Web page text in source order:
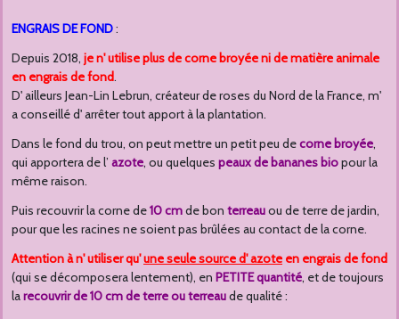
ENGRAIS DE FOND:
Depuis 2018, je n' utilise plus de corne broyée ni de matière animale
en engrais de fond.
D' ailleurs Jean-Lin Lebrun, créateur de roses du Nord de la France, m'
a conseillé d' arrêter tout apport à la plantation.
Dans le fond du trou, on peut mettre un petit peu decorne broyée,
qui apportera de l’ azote, ou quelques peaux de bananes biopour la
même raison.
Puis recouvrir la corne de10 cmde bon terreauou de terre de jardin,
pour que les racines ne soient pas brûlées au contact de la corne.
Attention à n' utiliser qu'une seule source d' azote en engrais de fond
(qui se décomposera lentement), en PETITE quantité, et de toujours
larecouvrir de 10 cm de terre ou terreaude qualité :